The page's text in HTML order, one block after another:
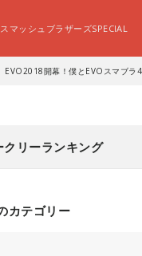
マッシュブラザーズSPECIAL
EVO2018開幕！僕とEVOスマブラ
クリーランキング
カテゴリー